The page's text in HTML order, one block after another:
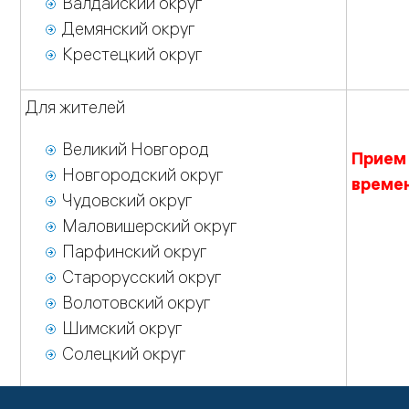
Демянский округ
Крестецкий округ
Для жителей
Великий Новгород
Новгородский округ
Чудовский округ
Маловишерский округ
Парфинский округ
Старорусский округ
Волотовский округ
Шимский округ
Солецкий округ
Прием